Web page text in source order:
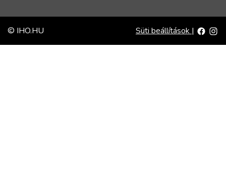
© IHO.HU Süti beállítások |